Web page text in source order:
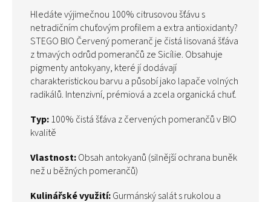
Hledáte výjimečnou 100% citrusovou šťávu s
netradičním chuťovým profilem a extra antioxidanty?
STEGO BIO Červený pomeranč je čistá lisovaná šťáva
z tmavých odrůd pomerančů ze Sicílie. Obsahuje
pigmenty antokyany, které jí dodávají
charakteristickou barvu a působí jako lapače volných
radikálů. Intenzivní, prémiová a zcela organická chuť.
Typ:100% čistá šťáva z červených pomerančů v BIO
kvalitě
Vlastnost:Obsah antokyanů (silnější ochrana buněk
než u běžných pomerančů)
Kulinářské využití:Gurmánský salát s rukolou a